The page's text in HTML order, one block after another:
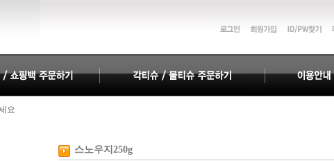
요
요
스노우지250g